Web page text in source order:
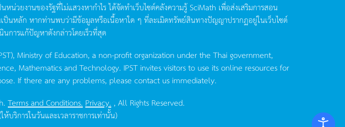
นหน่วยงานของรัฐที่ไม่แสวงหากำไรได้จัดทำเว็บไซต์คลังความรู้SciMath เพื่อส่งเสริมการสอน
ป็นหลัก หากท่านพบว่ามีข้อมูลหรือเนื้อหาใด ๆ ที่ละเมิดทรัพย์สินทางปัญญาปรากฏอยู่ในเว็บไซต์
นการแก้ปัญหาดังกล่าวโดยเร็วที่สุด
Ministry of Education, a non-profit organization under the Thai government,
Mathematics and Technology. IPST invites visitors to use its online resources for
If there are any problems, please contact us immediately.
Terms and Conditions. Privacy. , All Rights Reserved.
ห้บริการในวันและเวลาราชการเท่านั้น)